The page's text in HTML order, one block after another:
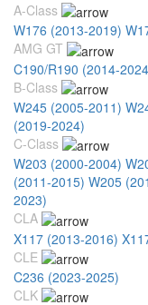
A-Class
W176 (2013-2019)
AMG GT
C190/R190 (2014-
B-Class
W245 (2005-2011)
(2019-2024)
C-Class
W203 (2000-2004)
(2011-2015) W205
2023)
CLA
X117 (2013-2016)
CLE
C236 (2023-2025)
CLK